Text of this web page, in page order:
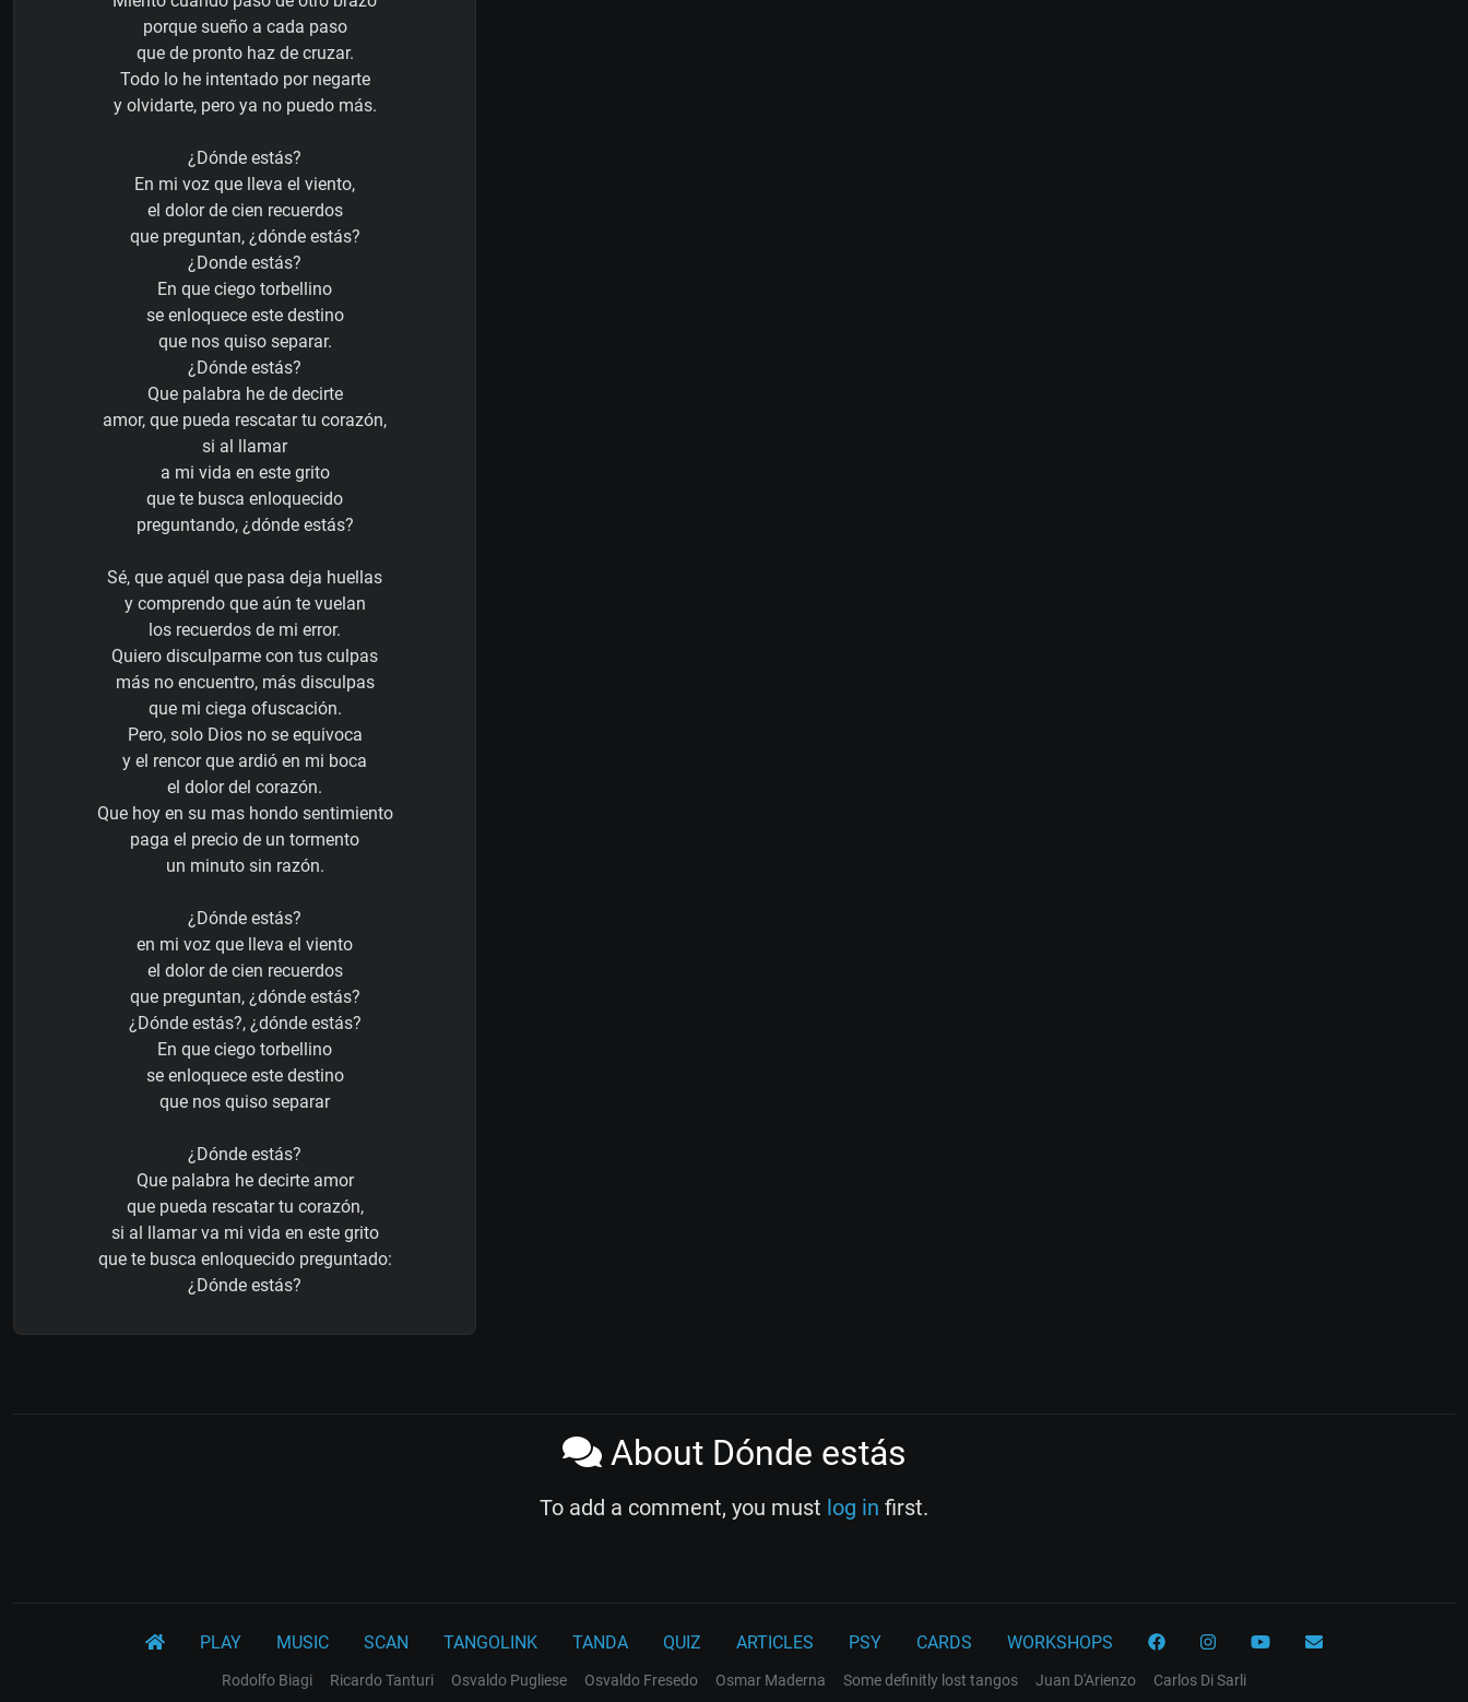
porque sueño a cada paso
que de pronto haz de cruzar.
Todo lo he intentado por negarte
y olvidarte, pero ya no puedo más.
¿Dónde estás?
En mi voz que lleva el viento,
el dolor de cien recuerdos
que preguntan, ¿dónde estás?
¿Donde estás?
En que ciego torbellino
se enloquece este destino
que nos quiso separar.
¿Dónde estás?
Que palabra he de decirte
amor, que pueda rescatar tu corazón,
si al llamar
a mi vida en este grito
que te busca enloquecido
preguntando, ¿dónde estás?
Sé, que aquél que pasa deja huellas
y comprendo que aún te vuelan
los recuerdos de mi error.
Quiero disculparme con tus culpas
más no encuentro, más disculpas
que mi ciega ofuscación.
Pero, solo Dios no se equivoca
y el rencor que ardió en mi boca
el dolor del corazón.
Que hoy en su mas hondo sentimiento
paga el precio de un tormento
un minuto sin razón.
¿Dónde estás?
en mi voz que lleva el viento
el dolor de cien recuerdos
que preguntan, ¿dónde estás?
¿Dónde estás?, ¿dónde estás?
En que ciego torbellino
se enloquece este destino
que nos quiso separar
¿Dónde estás?
Que palabra he decirte amor
que pueda rescatar tu corazón,
si al llamar va mi vida en este grito
que te busca enloquecido preguntado:
¿Dónde estás?
About Dónde estás
To add a comment, you must log in first.
PLAY MUSIC SCAN TANGOLINK TANDA QUIZ ARTICLES PSY CARDS WORKSHOPS
Rodolfo Biagi Ricardo Tanturi Osvaldo Pugliese Osvaldo Fresedo Osmar Maderna Some definitly lost tangos Juan D'Arienzo Carlos Di Sarli